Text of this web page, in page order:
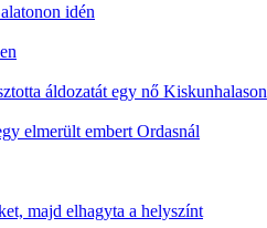
idén
áldozatát egy nő Kiskunhalason
elmerült embert Ordasnál
majd elhagyta a helyszínt